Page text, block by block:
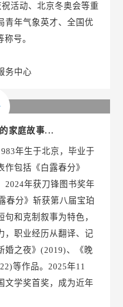
活动、北京冬奥会等重
青年气象英才、全国优
号。
务中心
家庭故事...
年生于北京，毕业于
包括《白露春分》
2024年获刀锋图书奖年
春分》斩获第八届宝珀
和克制叙事为特色，
，职业经历从翻译、记
婚之夜》(2019)、《晚
等作品。2025年11
文学奖首奖，成为近年